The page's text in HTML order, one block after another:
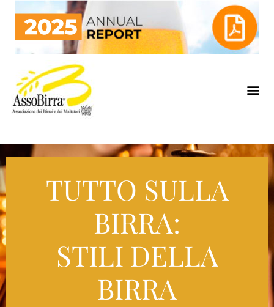
TUTTO SULLA
BIRRA:
STILI DELLA
BIRRA